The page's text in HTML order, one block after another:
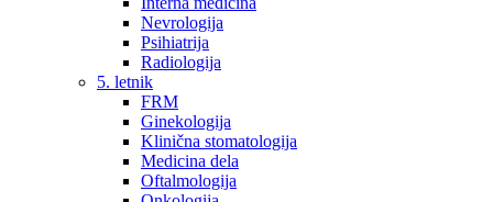
Nevrologija
Psihiatrija
Radiologija
5. letnik
FRM
Ginekologija
Klinična stomatologija
Medicina dela
Oftalmologija